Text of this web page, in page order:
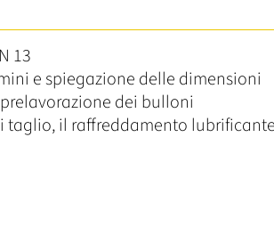
13
e spiegazione delle dimensioni
dei bulloni
taglio, il raffreddamento